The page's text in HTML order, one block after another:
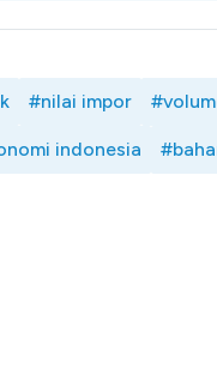
#nilai impor
indonesia